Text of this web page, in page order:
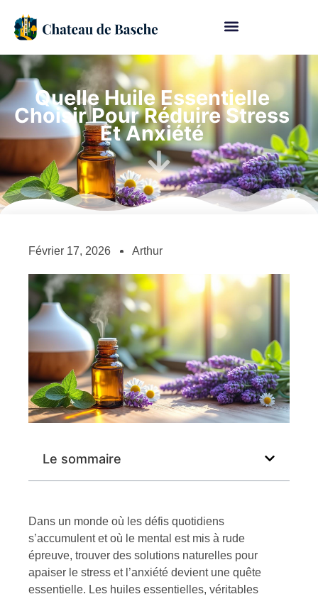
Quelle Huile Essentielle
Choisir Pour Réduire Stress
Et Anxiété
Février 17, 2026 Arthur
Le sommaire
Dans un monde où les défis quotidiens
s’accumulent et où le mental est mis à rude
épreuve, trouver des solutions naturelles pour
apaiser le stress et l’anxiété devient une quête
essentielle. Les huiles essentielles, véritables